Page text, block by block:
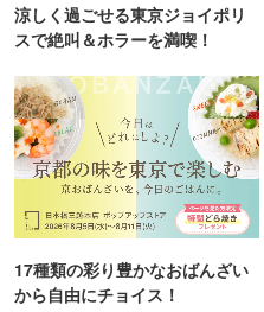
涼しく過ごせる東京ジョイポリ
スで絶叫＆ホラーを満喫！
17種類の彩り豊かなおばんざい
から自由にチョイス！